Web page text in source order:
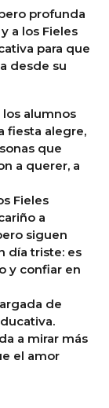
profunda
a los Fieles
para que
desde su
alumnos
fiesta alegre,
que
a querer, a
Fieles
a
siguen
día triste: es
y confiar en
de
a mirar más
el amor